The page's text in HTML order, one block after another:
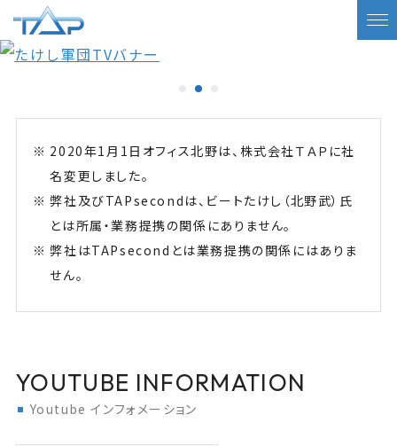
2020年1月1日オフィス北野は、株式会社ＴＡＰに社
名変更しました。
弊社及びTAPsecondは、ビートたけし（北野武）氏
とは所属・業務提携の関係にありません。
弊社はTAPsecondとは業務提携の関係にはありま
せん。
YOUTUBE INFORMATION
Youtube インフォメーション